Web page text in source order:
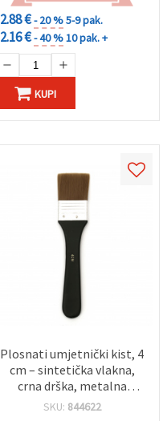
2.88 €- 20 %5-9 pak.
2.16 €- 40 %10 pak. +
KUPI
Plosnati umjetnički kist, 4
cm – sintetička vlakna,
crna drška, metalna
obujmica; za slikanje,
SKU: 844622